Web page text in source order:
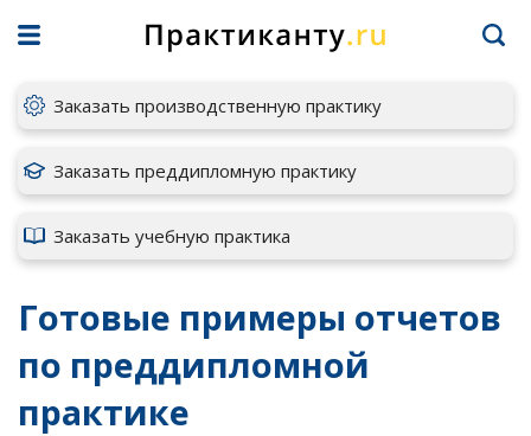
Заказать производственную практику
Заказать преддипломную практику
Заказать учебную практика
Готовые примеры отчетов
по преддипломной
практике